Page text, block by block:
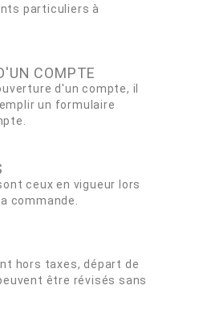
particuliers à
COMPTE
d'un compte, il
un formulaire
ceux en vigueur lors
commande.
hors taxes, départ de
être révisés sans